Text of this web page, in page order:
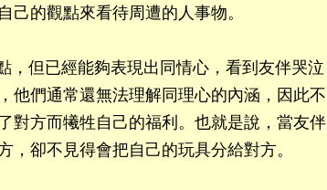
的觀點來看待周遭的人事物。
但已經能夠表現出同情心，看到友伴哭泣
他們通常還無法理解同理心的內涵，因此不
對方而犧牲自己的福利。也就是說，當友伴
卻不見得會把自己的玩具分給對方。